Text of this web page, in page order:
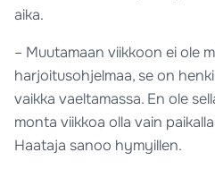
aika.
– Muutamaan viikkoon ei ole
harjoitusohjelmaa, se on
vaikka vaeltamassa. En ole
monta viikkoa olla vain
Haataja sanoo hymyillen.